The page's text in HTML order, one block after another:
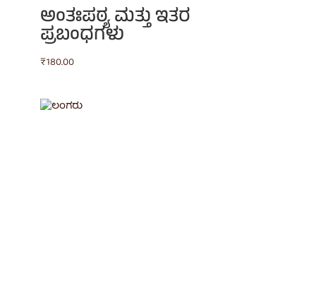
ಅಂತಃಪಠ್ಯ ಮತ್ತು ಇತರ
ಪ್ರಬಂಧಗಳು
₹180.00